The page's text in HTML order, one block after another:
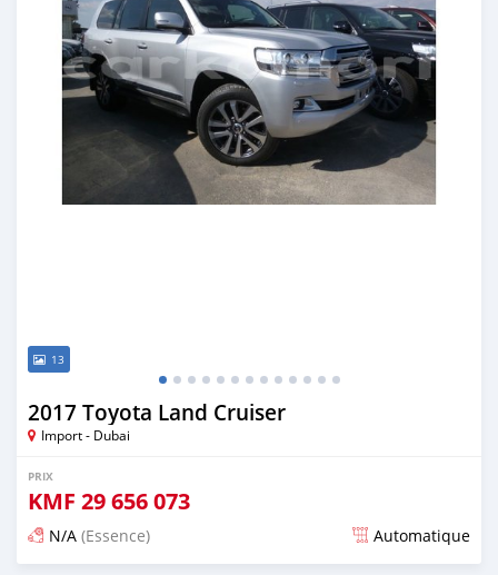
13
2017 Toyota Land Cruiser
Import - Dubai
PRIX
KMF 29 656 073
N/A (Essence) Automatique